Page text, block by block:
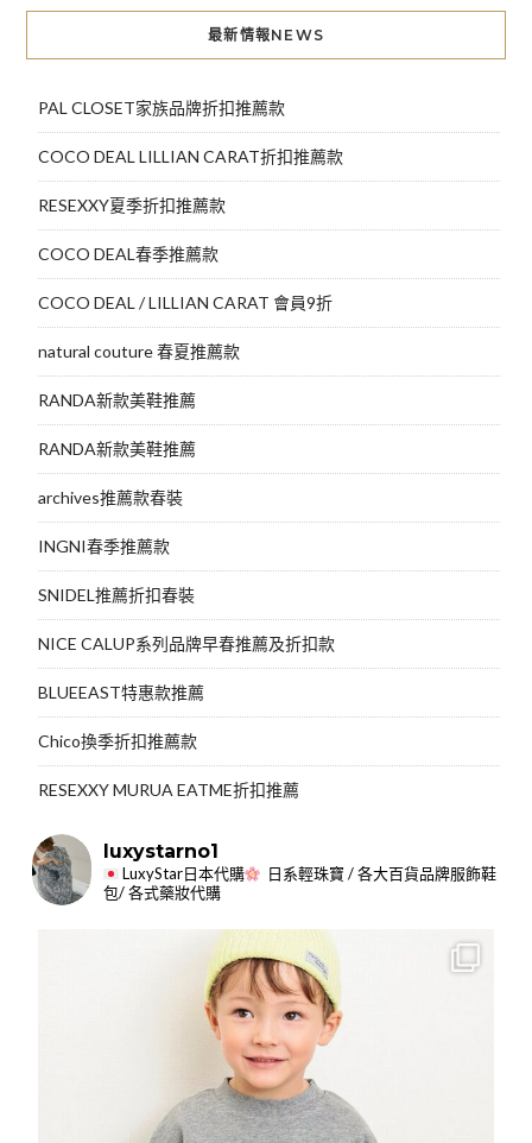
導
覽
最新情報NEWS
PAL CLOSET家族品牌折扣推薦款
COCO DEAL LILLIAN CARAT折扣推薦款
RESEXXY夏季折扣推薦款
COCO DEAL春季推薦款
COCO DEAL / LILLIAN CARAT 會員9折
natural couture 春夏推薦款
RANDA新款美鞋推薦
RANDA新款美鞋推薦
archives推薦款春裝
INGNI春季推薦款
SNIDEL推薦折扣春裝
NICE CALUP系列品牌早春推薦及折扣款
BLUEEAST特惠款推薦
Chico換季折扣推薦款
RESEXXY MURUA EATME折扣推薦
luxystarno1
LuxyStar日本代購
日系輕珠寶 / 各大百貨品牌服飾鞋
包/ 各式藥妝代購